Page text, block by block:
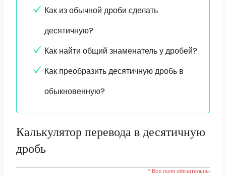
Как из обычной дроби сделать
десятичную?
Как найти общий знаменатель у дробей?
Как преобразить десятичную дробь в
обыкновенную?
Калькулятор перевода в десятичную
дробь
* Все поля обязательны